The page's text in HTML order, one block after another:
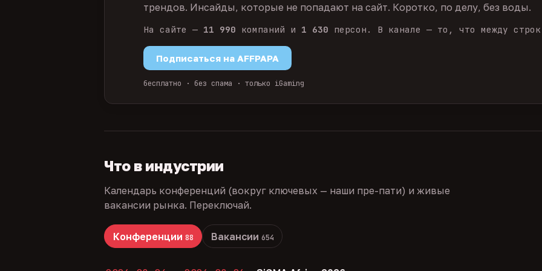
трендов. Инсайды, которые не попадают на сайт. Коротко, по делу, без воды.
На сайте — 11 990 компаний и 1 630 персон. В канале — то, что между
Подписаться на AFFPAPA
бесплатно · без спама · только iGaming
Что в индустрии
Календарь конференций (вокруг ключевых — наши пре-пати) и живые
вакансии рынка. Переключай.
Конференции 88 Вакансии 654